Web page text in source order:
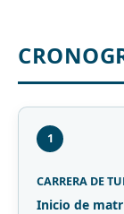
1
CARRERA DE
Inicio de